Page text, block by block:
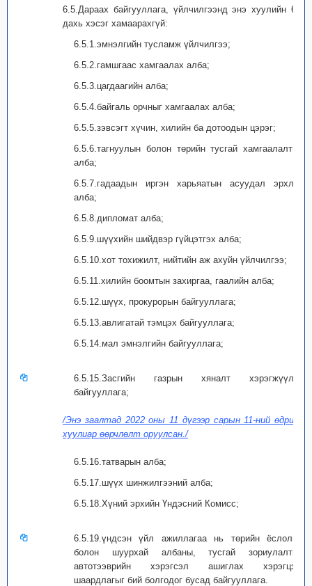
6.5.Дараах байгууллага, үйлчилгээнд энэ хуулийн 6.3
дахь хэсэг хамаарахгүй:
6.5.1.эмнэлгийн тусламж үйлчилгээ;
6.5.2.гамшгаас хамгаалах алба;
6.5.3.цагдаагийн алба;
6.5.4.байгаль орчныг хамгаалах алба;
6.5.5.зэвсэгт хүчин, хилийн ба дотоодын цэрэг;
6.5.6.тагнуулын болон төрийн тусгай хамгаалалтын
алба;
6.5.7.гадаадын иргэн харьяатын асуудал эрхлэх
алба;
6.5.8.дипломат алба;
6.5.9.шүүхийн шийдвэр гүйцэтгэх алба;
6.5.10.хот тохижилт, нийтийн аж ахуйн үйлчилгээ;
6.5.11.хилийн боомтын захиргаа, гаалийн алба;
6.5.12.шүүх, прокурорын байгууллага;
6.5.13.авлигатай тэмцэх байгууллага;
6.5.14.мал эмнэлгийн байгууллага;
6.5.15.Засгийн газрын хяналт хэрэгжүүлэх
байгууллага;
/Энэ заалтад 2022 оны 11 дүгээр сарын 11-ний өдрийн
хуулиар өөрчлөлт оруулсан./
6.5.16.татварын алба;
6.5.17.шүүх шинжилгээний алба;
6.5.18.Хүний эрхийн Үндэсний Комисс;
6.5.19.үндсэн үйл ажиллагаа нь төрийн ёслолын
болон шуурхай албаны, тусгай зориулалтын
автотээврийн хэрэгсэл ашиглах хэрэгцээ,
шаардлагыг бий болгодог бусад байгууллага.